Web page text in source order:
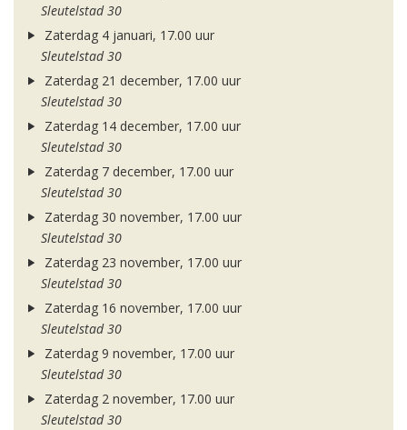
Sleutelstad 30
Zaterdag 4 januari, 17.00 uur
Sleutelstad 30
Zaterdag 21 december, 17.00 uur
Sleutelstad 30
Zaterdag 14 december, 17.00 uur
Sleutelstad 30
Zaterdag 7 december, 17.00 uur
Sleutelstad 30
Zaterdag 30 november, 17.00 uur
Sleutelstad 30
Zaterdag 23 november, 17.00 uur
Sleutelstad 30
Zaterdag 16 november, 17.00 uur
Sleutelstad 30
Zaterdag 9 november, 17.00 uur
Sleutelstad 30
Zaterdag 2 november, 17.00 uur
Sleutelstad 30